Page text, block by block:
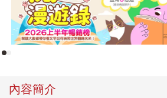
內容簡介